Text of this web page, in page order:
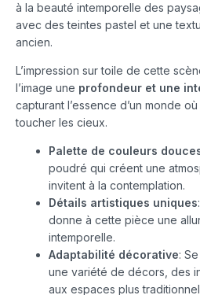
à la beauté intemporelle des
avec des teintes pastel et une
ancien.
L’impression sur toile de cette
l’image une profondeur et une
capturant l’essence d’un monde
toucher les cieux.
Palette de couleurs
poudré qui créent une
invitent à la contemplation.
Détails artistiques uniques
donne à cette pièce une
intemporelle.
Adaptabilité décorative:
une variété de décors, des
aux espaces plus